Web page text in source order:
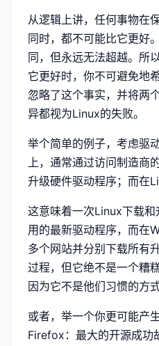
从逻辑上讲，任何事物在
同时，都不可能比它更好
同，但永远无法超越。所
它更好时，你不可避免地
忽略了这个事实，并将两
异都视为Linux的失败。
举个简单的例子，考虑驱
上，通常通过访问制造商
升级硬件驱动程序；而在
这意味着一次Linux下载
用的最新驱动程序，而在
多个网站并分别下载所有
过程，但它绝不是一个糟
因为它不是他们习惯的方式
或者，举一个你更可能产
Firefox：最大的开源成功